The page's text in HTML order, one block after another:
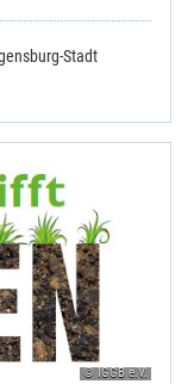
Stadt
© IGGB e.V.